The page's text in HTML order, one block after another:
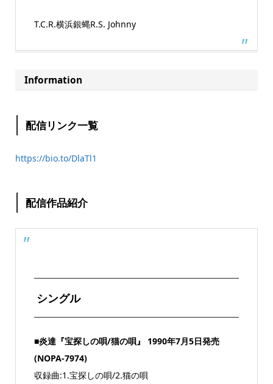
T.C.R.横浜銀蝿R.S. Johnny
Information
配信リンク一覧
https://bio.to/DlaTl1
配信作品紹介
シングル
■炎達『宝探しの唄/猫の唄』 1990年7月5日発売
(NOPA-7974)
収録曲:1.宝探しの唄/2.猫の唄